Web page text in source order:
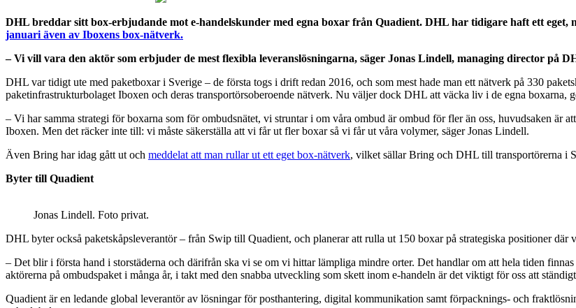
DHL breddar sitt box-erbjudande mot e-handelskunder med egna boxar från Quadient. DHL har tidigare haft ett eget,
januari även av Iboxens box-nätverk.
– Vi vill vara den aktör som erbjuder de mest flexibla leveranslösningarna, säger Jonas Lindell, managing director på
DHL var tidigt ute med paketboxar i Sverige – de första togs i drift redan 2016, och som mest hade man ett nätverk på 330
paketinfrastrukturbolaget Iboxen och deras transportörsoberoende nätverk. Nu väljer dock DHL att väcka liv i de egna boxarna,
– Vi har samma strategi för boxarna som för ombudsnätet, vi struntar i om våra ombud är ombud för fler än oss, huvudsaken är
Iboxen. Men det räcker inte till: vi måste säkerställa att vi får ut fler boxar så vi får ut våra volymer, säger Jonas Lindell.
Även Bring har idag gått ut och meddelat att man rullar ut ett eget box-nätverk, vilket sällar Bring och DHL till transportörerna i
Byter till Quadient
Jonas Lindell. Foto privat.
DHL byter också paketskåpsleverantör – från Swip till Quadient, och planerar att rulla ut 150 boxar på strategiska positioner där
– Det blir i första hand i storstäderna och därifrån ska vi se om vi hittar lämpliga mindre orter. Det handlar om att hela tiden
aktörerna på ombudspaket i många år, i takt med den snabba utveckling som skett inom e-handeln är det viktigt för oss att
Quadient är en ledande global leverantör av lösningar för posthantering, digital kommunikation samt förpacknings- och